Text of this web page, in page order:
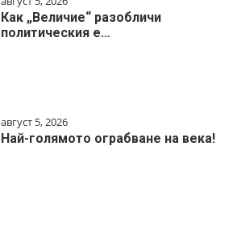
Как „Величие“ разобличи
политическия е…
август 5, 2026
Най-голямото ограбване на века!